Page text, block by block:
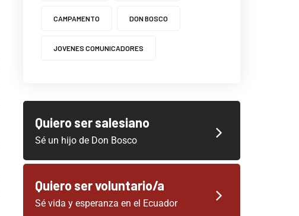
CAMPAMENTO DON BOSCO
JOVENES COMUNICADORES
Quiero ser salesiano
Sé un hijo de Don Bosco
Quiero ser voluntario/a
Sé vida y esperanza en el Ecuador